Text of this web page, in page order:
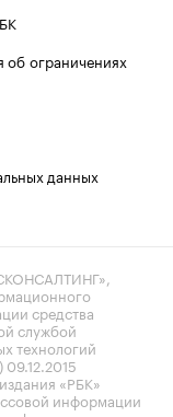
ограничениях
данных
средства
службой
технологий
«РБК»
информации